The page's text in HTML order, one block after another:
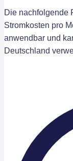
Die nachfolgende
Stromkosten pro
anwendbar und
Deutschland